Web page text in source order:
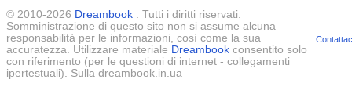
© 2010-2026 Dreambook . Tutti i diritti riservati.
Somministrazione di questo sito non si assume alcuna
responsabilità per le informazioni, così come la sua
accuratezza. Utilizzare materiale Dreambook consentito solo
con riferimento (per le questioni di internet - collegamenti
ipertestuali). Sulla dreambook.in.ua